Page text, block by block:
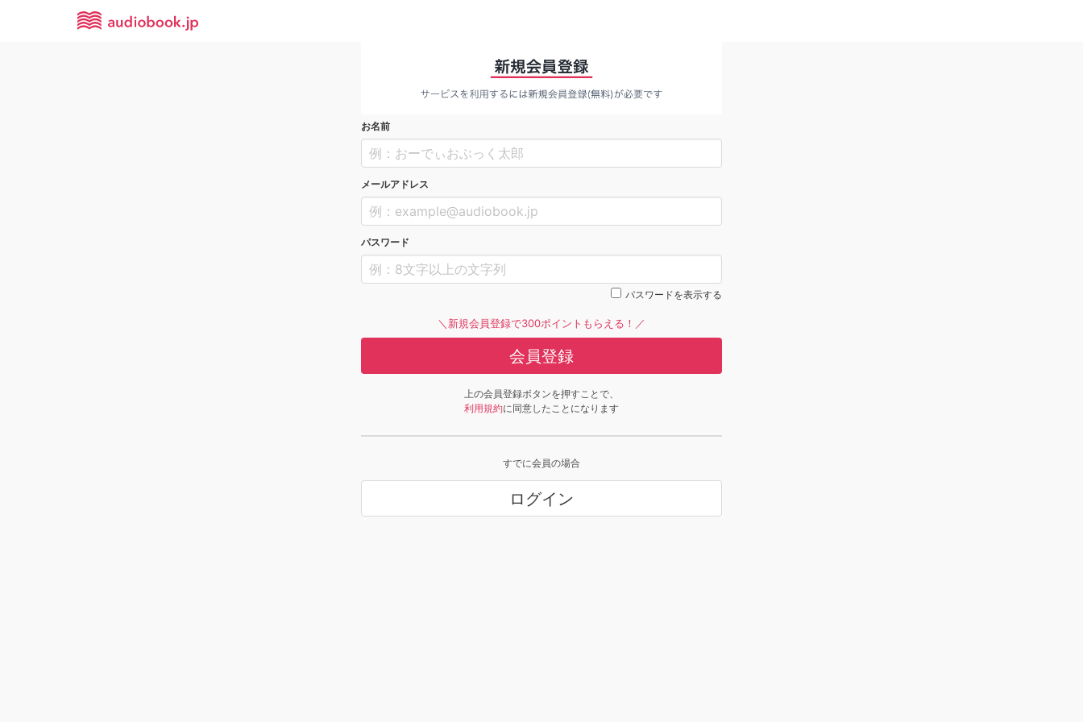
お名前
メールアドレス
パスワード
パスワードを表示する
＼新規会員登録で300ポイントもらえる！／
会員登録
上の会員登録ボタンを押すことで、
利用規約に同意したことになります
すでに会員の場合
ログイン